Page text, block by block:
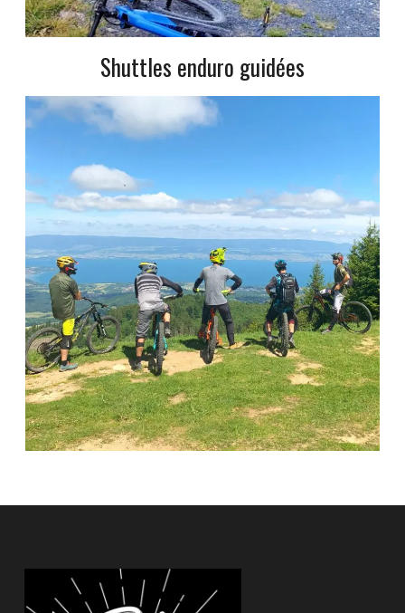
Shuttles enduro guidées